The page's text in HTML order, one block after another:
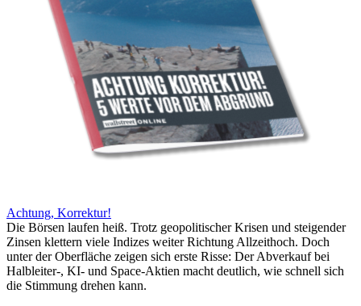
Achtung, Korrektur!
Die Börsen laufen heiß. Trotz geopolitischer Krisen und steigender
Zinsen klettern viele Indizes weiter Richtung Allzeithoch. Doch
unter der Oberfläche zeigen sich erste Risse: Der Abverkauf bei
Halbleiter-, KI- und Space-Aktien macht deutlich, wie schnell sich
die Stimmung drehen kann.